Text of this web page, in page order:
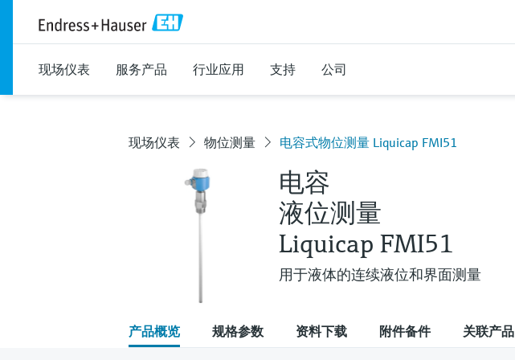
现场仪表 服务产品 行业应用 支持 公司
现场仪表 物位测量 电容式物位测量 Liquicap FMI51
电容
液位测量
Liquicap FMI51
用于液体的连续液位和界面测量
产品概览 规格参数 资料下载 附件备件 关联产品